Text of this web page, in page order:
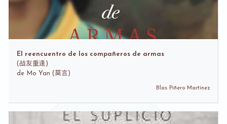
El reencuentro de los compañeros de armas
( 战友重逢)
de Mo Yan (莫言)
Blas Piñero Martínez